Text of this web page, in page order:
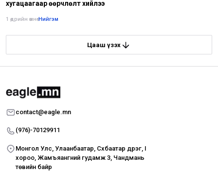
хугацаагаар өөрчлөлт хийлээ
1 өдрийн өмнө•Нийгэм
Цааш үзэх
contact@eagle.mn
(976)-70129911
Монгол Улс, Улаанбаатар, Сүхбаатар дүүрэг, I
хороо, Жамъяангүний гудамж 3, Чандмань
төвийн байр